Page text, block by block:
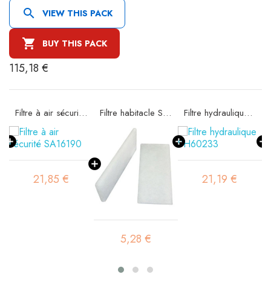
 VIEW THIS PACK
 BUY THIS PACK
115,18 €
Filtre à air sécurité SA16190
21,85 €
Filtre habitacle SC90068
5,28 €
Filtre hydraulique SH60233
21,19 €